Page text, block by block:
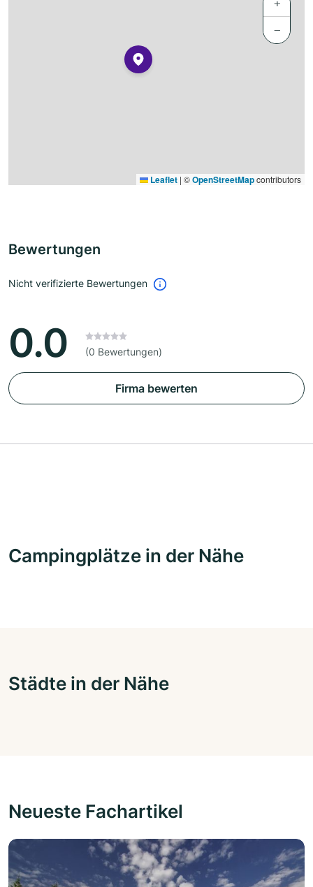
+
−
Leaflet | ©OpenStreetMapcontributors
Bewertungen
Nicht verifizierte Bewertungen
0.0 (0 Bewertungen)
Firma bewerten
Campingplätze in der Nähe
Städte in der Nähe
Neueste Fachartikel